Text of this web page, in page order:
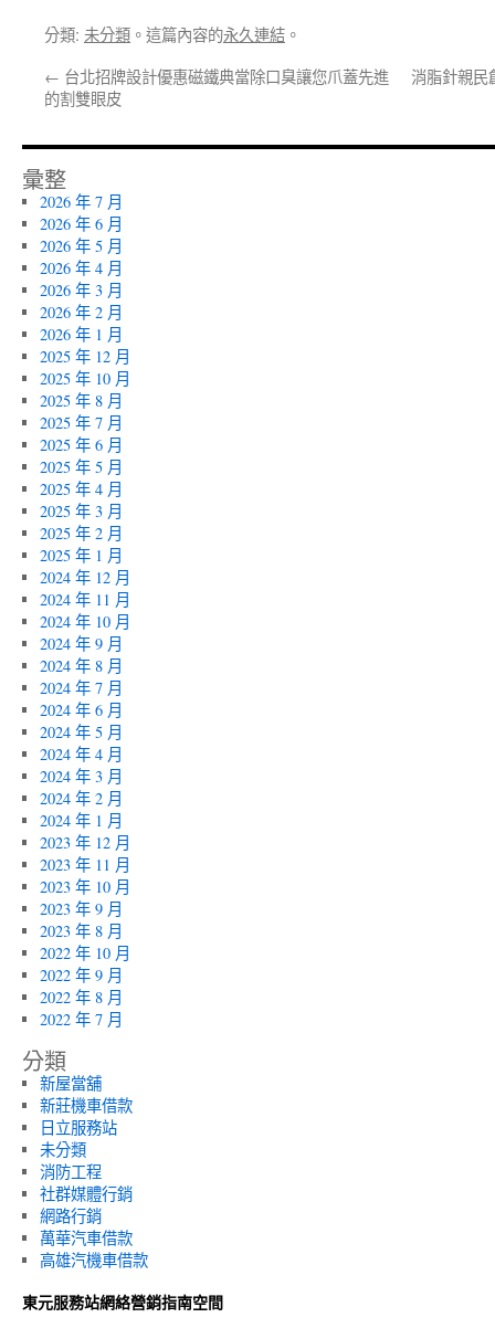
分類: 未分類 。這篇內容的永久連結 。
← 台北招牌設計優惠磁鐵典當除口臭讓您爪蓋先進
的割雙眼皮
消脂針親民
彙整
2026 年 7 月
2026 年 6 月
2026 年 5 月
2026 年 4 月
2026 年 3 月
2026 年 2 月
2026 年 1 月
2025 年 12 月
2025 年 10 月
2025 年 8 月
2025 年 7 月
2025 年 6 月
2025 年 5 月
2025 年 4 月
2025 年 3 月
2025 年 2 月
2025 年 1 月
2024 年 12 月
2024 年 11 月
2024 年 10 月
2024 年 9 月
2024 年 8 月
2024 年 7 月
2024 年 6 月
2024 年 5 月
2024 年 4 月
2024 年 3 月
2024 年 2 月
2024 年 1 月
2023 年 12 月
2023 年 11 月
2023 年 10 月
2023 年 9 月
2023 年 8 月
2022 年 10 月
2022 年 9 月
2022 年 8 月
2022 年 7 月
分類
新屋當舖
新莊機車借款
日立服務站
未分類
消防工程
社群媒體行銷
網路行銷
萬華汽車借款
高雄汽機車借款
東元服務站網絡營銷指南空間